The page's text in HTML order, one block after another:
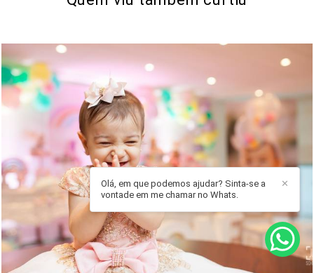
2527 32
✕
Olá, em que podemos ajudar? Sinta-se a
vontade em me chamar no Whats.